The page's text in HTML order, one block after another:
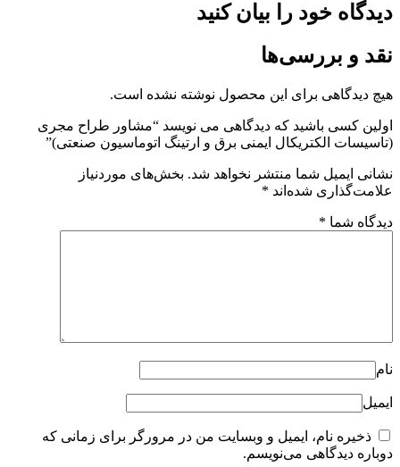
دیدگاه خود را بیان کنید
نقد و بررسی‌ها
هیچ دیدگاهی برای این محصول نوشته نشده است.
اولین کسی باشید که دیدگاهی می نویسد “مشاور طراح مجری
(تاسیسات الکتریکال ایمنی برق و ارتینگ اتوماسیون صنعتی)”
نشانی ایمیل شما منتشر نخواهد شد. بخش‌های موردنیاز
علامت‌گذاری شده‌اند *
دیدگاه شما *
نام
ایمیل
ذخیره نام، ایمیل و وبسایت من در مرورگر برای زمانی که
دوباره دیدگاهی می‌نویسم.